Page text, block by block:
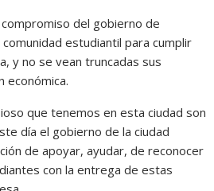
del gobierno de
estudiantil para cumplir
y no se vean truncadas sus
económica.
que tenemos en esta ciudad son
día el gobierno de la ciudad
de apoyar, ayudar, de reconocer
con la entrega de estas